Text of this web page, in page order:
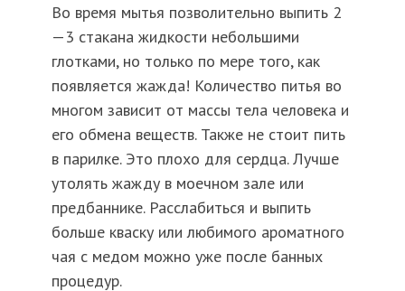
Во время мытья позволительно выпить 2
—3 стакана жидкости небольшими
глотками, но только по мере того, как
появляется жажда! Количество питья во
многом зависит от массы тела человека и
его обмена веществ. Также не стоит пить
в парилке. Это плохо для сердца. Лучше
утолять жажду в моечном зале или
предбаннике. Расслабиться и выпить
больше кваску или любимого ароматного
чая с медом можно уже после банных
процедур.